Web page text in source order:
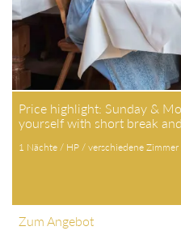
Price highlight: Sunday &
yourself with short break